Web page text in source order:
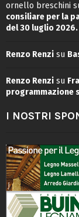
ornello breschini
consiliare per la
del 30 luglio 2026.
Renzo Renzi su
Renzo Renzi su
programmazione
I NOSTRI